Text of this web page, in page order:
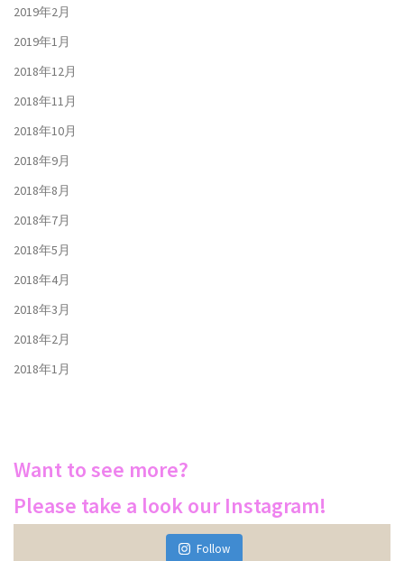
2019年2月
2019年1月
2018年12月
2018年11月
2018年10月
2018年9月
2018年8月
2018年7月
2018年5月
2018年4月
2018年3月
2018年2月
2018年1月
Want to see more?
Please take a look our Instagram!
Follow